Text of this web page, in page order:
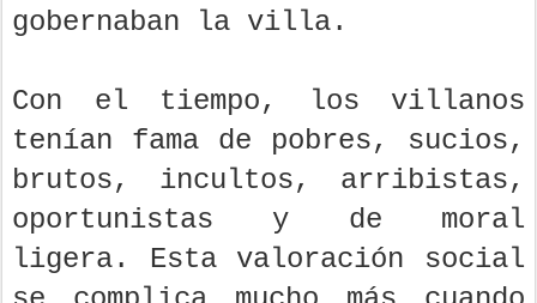
gobernaban la villa.
Con el tiempo, los villanos
tenían fama de pobres, sucios,
brutos, incultos, arribistas,
oportunistas y de moral
ligera. Esta valoración social